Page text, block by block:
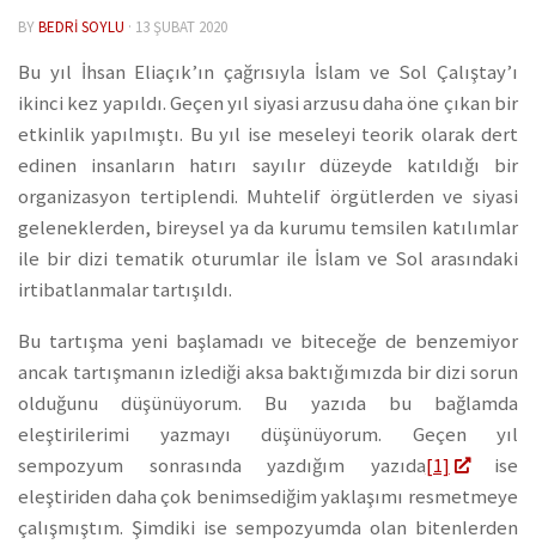
BYBEDRI SOYLU · 13 ŞUBAT 2020
Bu yıl İhsan Eliaçık’ın çağrısıyla İslam ve Sol Çalıştay’ı
ikinci kez yapıldı. Geçen yıl siyasi arzusu daha öne çıkan bir
etkinlik yapılmıştı. Bu yıl ise meseleyi teorik olarak dert
edinen insanların hatırı sayılır düzeyde katıldığı bir
organizasyon tertiplendi. Muhtelif örgütlerden ve siyasi
geleneklerden, bireysel ya da kurumu temsilen katılımlar
ile bir dizi tematik oturumlar ile İslam ve Sol arasındaki
irtibatlanmalar tartışıldı.
Bu tartışma yeni başlamadı ve biteceğe de benzemiyor
ancak tartışmanın izlediği aksa baktığımızda bir dizi sorun
olduğunu düşünüyorum. Bu yazıda bu bağlamda
eleştirilerimi yazmayı düşünüyorum. Geçen yıl
sempozyum sonrasında yazdığım yazıda[1]
ise
eleştiriden daha çok benimsediğim yaklaşımı resmetmeye
çalışmıştım. Şimdiki ise sempozyumda olan bitenlerden